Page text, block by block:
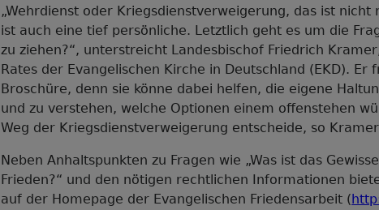
„Wehrdienst oder Kriegsdienstverweigerung, das ist
ist auch eine tief persönliche. Letztlich geht es um die
zu ziehen?“, unterstreicht Landesbischof Friedrich
Rates der Evangelischen Kirche in Deutschland (EKD). Er
Broschüre, denn sie könne dabei helfen, die eigene
und zu verstehen, welche Optionen einem offenstehen
Weg der Kriegsdienstverweigerung entscheide, so
Neben Anhaltspunkten zu Fragen wie „Was ist das
Frieden?“ und den nötigen rechtlichen Informationen
auf der Homepage der Evangelischen Friedensarbeit (